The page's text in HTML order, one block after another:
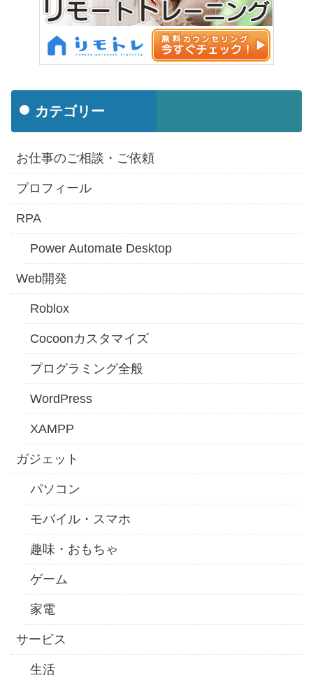
カテゴリー
お仕事のご相談・ご依頼
プロフィール
RPA
Power Automate Desktop
Web開発
Roblox
Cocoonカスタマイズ
プログラミング全般
WordPress
XAMPP
ガジェット
パソコン
モバイル・スマホ
趣味・おもちゃ
ゲーム
家電
サービス
生活